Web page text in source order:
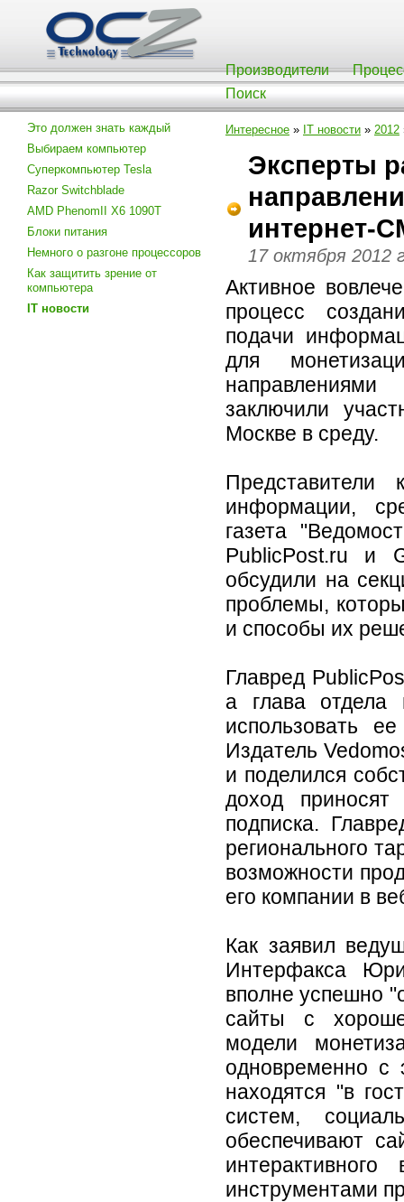
Производители
Поиск
Интересное » IT новости » 2012
Эксперты
интернет-
17 октября 2012
Активное
процесс
подачи
для
заключили
Москве в среду.
Представители
информации,
газета
PublicPost.ru и
обсудили на
проблемы,
и способы их
Главред
а глава отдела
использовать
Издатель
и поделился
доход
подписка.
регионального
возможности
его компании в
Как заявил
Интерфакса
вполне успешно
сайты с
модели
одновременно с
находятся "в
систем,
обеспечивают
инструментами
Это должен знать каждый
Выбираем компьютер
Суперкомпьютер Tesla
Razor Switchblade
AMD PhenomII X6 1090T
Блоки питания
Немного о разгоне процессоров
Как защитить зрение от
компьютера
IT новости